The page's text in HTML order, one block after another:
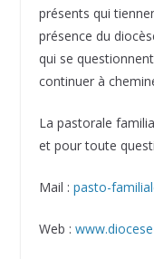
présents qui
présence du
qui se
continuer à
La pastorale
et pour toute
Mail : pasto-
Web :